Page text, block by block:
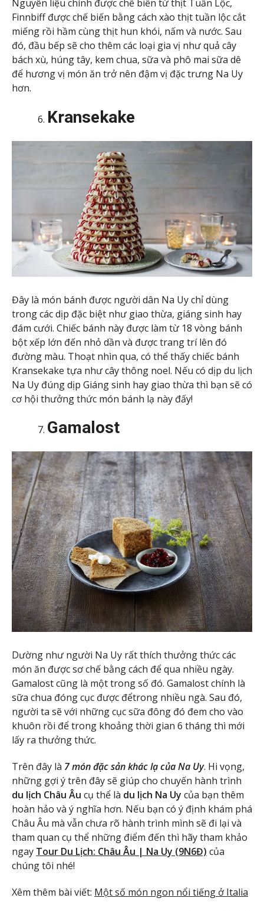
Nguyên liệu chính được chế biến từ thịt Tuần Lộc,
Finnbiff được chế biến bằng cách xào thịt tuần lộc cắt
miếng rồi hầm cùng thịt hun khói, nấm và nước. Sau
đó, đầu bếp sẽ cho thêm các loại gia vị như quả cây
bách xù, húng tây, kem chua, sữa và phô mai sữa dê
để hương vị món ăn trở nên đậm vị đặc trưng Na Uy
hơn.
Kransekake
Đây là món bánh được người dân Na Uy chỉ dùng
trong các dịp đặc biệt như giao thừa, giáng sinh hay
đám cưới. Chiếc bánh này được làm từ 18 vòng bánh
bột xếp lớn đến nhỏ dần và được trang trí lên đó
đường màu. Thoạt nhìn qua, có thể thấy chiếc bánh
Kransekake tựa như cây thông noel. Nếu có dịp du lịch
Na Uy đúng dịp Giáng sinh hay giao thừa thì bạn sẽ có
cơ hội thưởng thức món bánh lạ này đấy!
Gamalost
Dường như người Na Uy rất thích thưởng thức các
món ăn được sơ chế bằng cách để qua nhiều ngày.
Gamalost cũng là một trong số đó. Gamalost chính là
sữa chua đóng cục được đểtrong nhiều ngà. Sau đó,
người ta sẽ với những cục sữa đông đó đem cho vào
khuôn rồi để trong khoảng thời gian 6 tháng thì mới
lấy ra thưởng thức.
Trên đây là 7 món đặc sản khác lạ của Na Uy. Hi vọng,
những gợi ý trên đây sẽ giúp cho chuyến hành trình
du lịch Châu Âu cụ thể là du lịch Na Uy của bạn thêm
hoàn hảo và ý nghĩa hơn. Nếu bạn có ý định khám phá
Châu Âu mà vẫn chưa rõ hành trình mình sẽ đi lại và
tham quan cụ thể những điểm đến thì hãy tham khảo
ngay Tour Du Lịch: Châu Âu | Na Uy (9N6Đ) của
chúng tôi nhé!
Xêm thêm bài viết: Một số món ngon nổi tiếng ở Italia